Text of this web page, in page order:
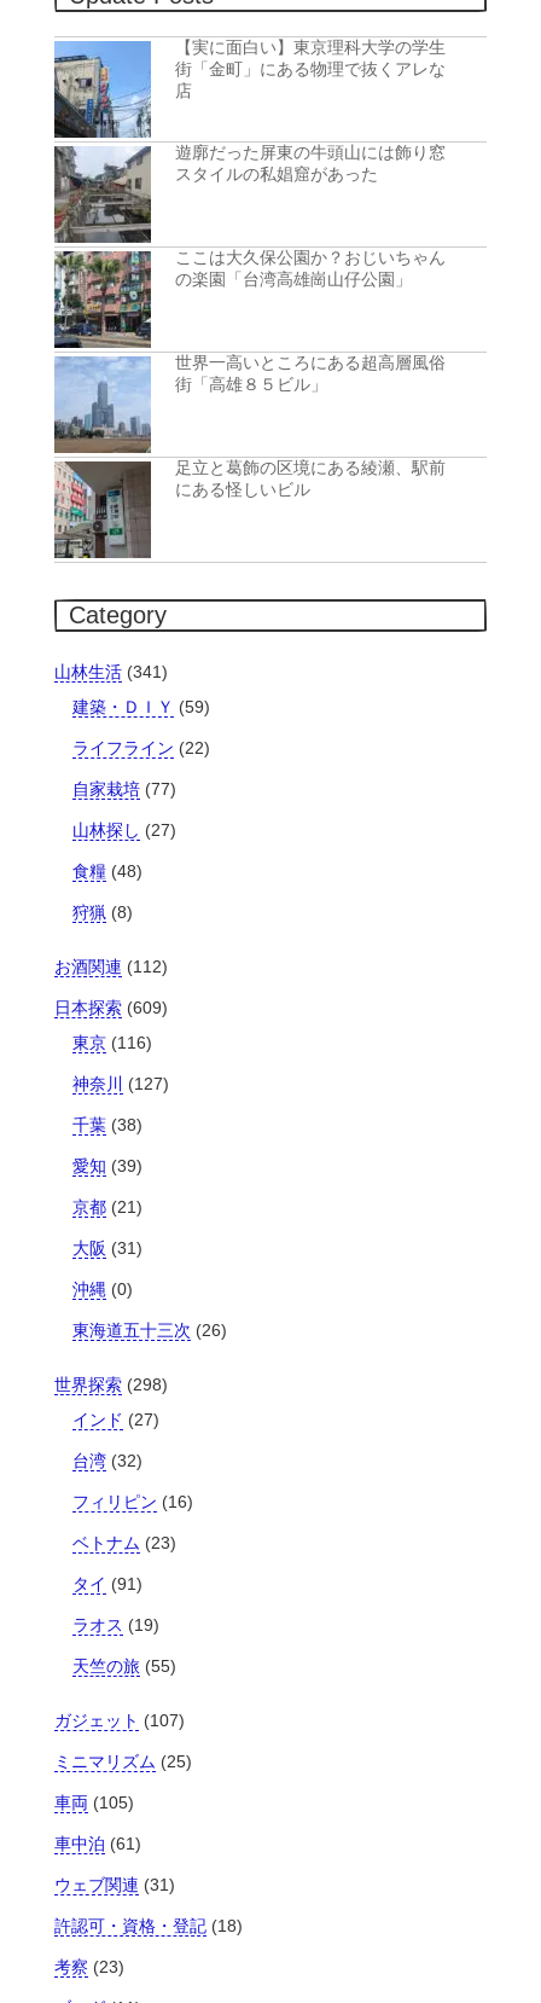
【実に面白い】東京理科大学の学生
街「金町」にある物理で抜くアレな
店
遊廓だった屏東の牛頭山には飾り窓
スタイルの私娼窟があった
ここは大久保公園か？おじいちゃん
の楽園「台湾高雄崗山仔公園」
世界一高いところにある超高層風俗
街「高雄８５ビル」
足立と葛飾の区境にある綾瀬、駅前
にある怪しいビル
Category
山林生活(341)
建築・ＤＩＹ (59)
ライフライン (22)
自家栽培(77)
山林探し (27)
食糧(48)
狩猟 (8)
お酒関連 (112)
日本探索(609)
東京(116)
神奈川 (127)
千葉(38)
愛知 (39)
京都(21)
大阪 (31)
沖縄 (0)
東海道五十三次 (26)
世界探索(298)
インド (27)
台湾(32)
フィリピン (16)
ベトナム (23)
タイ (91)
ラオス (19)
天竺の旅(55)
ガジェット (107)
ミニマリズム (25)
車両 (105)
車中泊 (61)
ウェブ関連 (31)
許認可・資格・登記(18)
考察 (23)